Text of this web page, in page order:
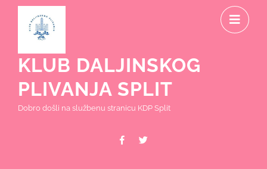
content
KLUB DALJINSKOG
PLIVANJA SPLIT
Dobro došli na službenu stranicu KDP Split
Facebook